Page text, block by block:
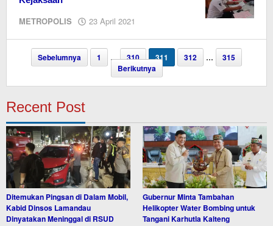
METROPOLIS 23 April 2021
Sebelumnya 1 … 310 311 312 …
315
Berikutnya
Recent Post
Ditemukan Pingsan di Dalam Mobil,
Kabid Dinsos Lamandau
Dinyatakan Meninggal di RSUD
Gubernur Minta Tambahan
Helikopter Water Bombing untuk
Tangani Karhutla Kalteng